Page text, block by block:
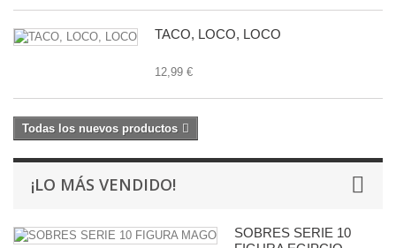
TACO, LOCO, LOCO
12,99 €
Todas los nuevos productos
¡LO MÁS VENDIDO!
SOBRES SERIE 10